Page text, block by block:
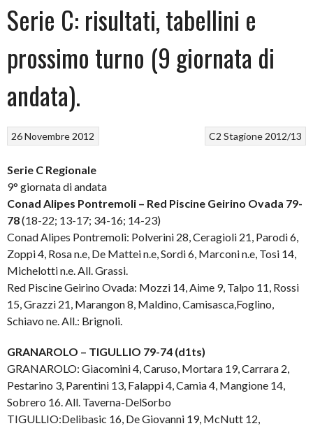
Serie C: risultati, tabellini e
prossimo turno (9 giornata di
andata).
C2 Stagione 2012/13
26 Novembre 2012
Serie C Regionale
9° giornata di andata
Conad Alipes Pontremoli – Red Piscine Geirino Ovada 79-
78(18-22; 13-17; 34-16; 14-23)
Conad Alipes Pontremoli: Polverini 28, Ceragioli 21, Parodi 6,
Zoppi 4, Rosa n.e, De Mattei n.e, Sordi 6, Marconi n.e, Tosi 14,
Michelotti n.e. All. Grassi.
Red Piscine Geirino Ovada: Mozzi 14, Aime 9, Talpo 11, Rossi
15, Grazzi 21, Marangon 8, Maldino, Camisasca,Foglino,
Schiavo ne. All.: Brignoli.
GRANAROLO – TIGULLIO 79-74 (d1ts)
GRANAROLO: Giacomini 4, Caruso, Mortara 19, Carrara 2,
Pestarino 3, Parentini 13, Falappi 4, Camia 4, Mangione 14,
Sobrero 16. All. Taverna-DelSorbo
TIGULLIO:Delibasic 16, De Giovanni 19, McNutt 12,